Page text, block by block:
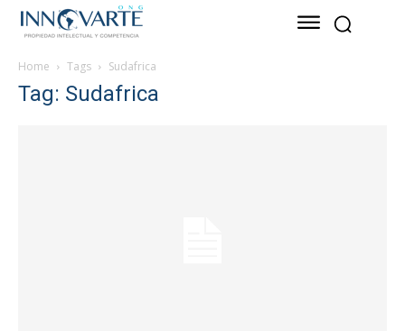
Home Tags Sudafrica
Tag: Sudafrica